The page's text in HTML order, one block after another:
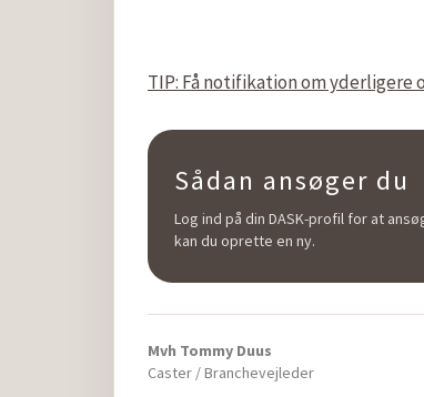
TIP: Få notifikation om yderligere
Sådan ansøger du
Log ind på din DASK-profil for at
kan du oprette en ny.
Mvh Tommy Duus
Caster / Branchevejleder